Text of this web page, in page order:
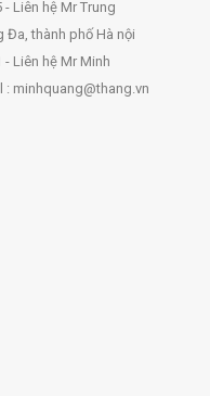
Liên hệ Mr Trung
Đa, thành phố Hà nội
Liên hệ Mr Minh
minhquang@thang.vn